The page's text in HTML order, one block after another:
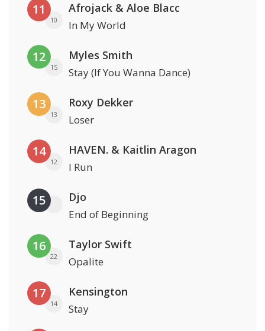
11
10
Afrojack & Aloe Blacc
In My World
12
15
Myles Smith
Stay (If You Wanna Dance)
13
13
Roxy Dekker
Loser
14
12
HAVEN. & Kaitlin Aragon
I Run
15 Djo
End of Beginning
16
22
Taylor Swift
Opalite
17
14
Kensington
Stay